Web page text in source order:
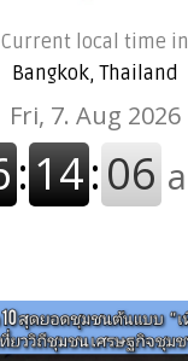
Current local time in
Bangkok, Thailand